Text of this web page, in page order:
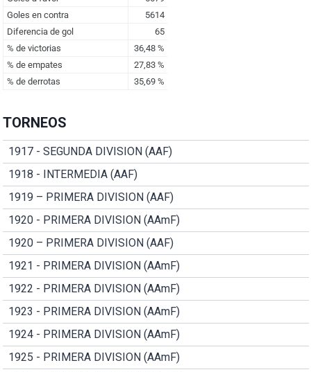
TORNEOS
1917 - SEGUNDA DIVISION (AAF)
1918 - INTERMEDIA (AAF)
1919 – PRIMERA DIVISION (AAF)
1920 - PRIMERA DIVISION (AAmF)
1920 – PRIMERA DIVISION (AAF)
1921 - PRIMERA DIVISION (AAmF)
1922 - PRIMERA DIVISION (AAmF)
1923 - PRIMERA DIVISION (AAmF)
1924 - PRIMERA DIVISION (AAmF)
1925 - PRIMERA DIVISION (AAmF)